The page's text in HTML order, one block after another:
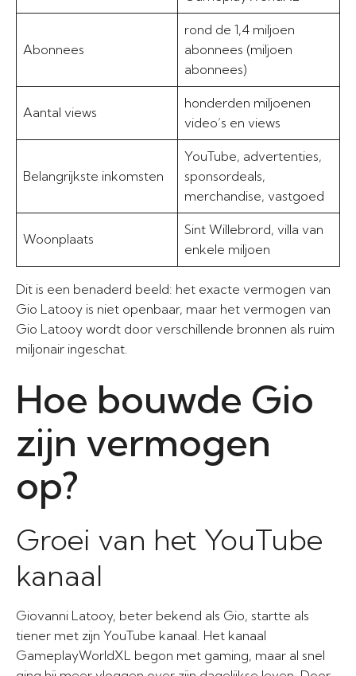
Abonnees
rond de 1,4 miljoen
abonnees (miljoen
abonnees)
Aantal views
honderden miljoenen
video’s en views
Belangrijkste inkomsten
YouTube, advertenties,
sponsordeals,
merchandise, vastgoed
Woonplaats
Sint Willebrord, villa van
enkele miljoen
Dit is een benaderd beeld: het exacte vermogen van
Gio Latooy is niet openbaar, maar het vermogen van
Gio Latooy wordt door verschillende bronnen als ruim
miljonair ingeschat.
Hoe bouwde Gio
zijn vermogen
op?
Groei van het YouTube
kanaal
Giovanni Latooy, beter bekend als Gio, startte als
tiener met zijn YouTube kanaal. Het kanaal
GameplayWorldXL begon met gaming, maar al snel